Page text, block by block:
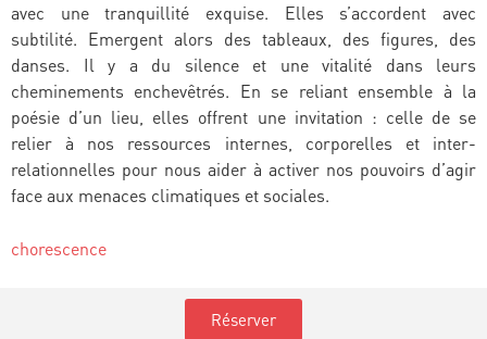
avec une tranquillité exquise. Elles s’accordent avec
subtilité. Emergent alors des tableaux, des figures, des
danses. Il y a du silence et une vitalité dans leurs
cheminements enchevêtrés. En se reliant ensemble à la
poésie d’un lieu, elles offrent une invitation : celle de se
relier à nos ressources internes, corporelles et inter-
relationnelles pour nous aider à activer nos pouvoirs d’agir
face aux menaces climatiques et sociales.
chorescence
Réserver